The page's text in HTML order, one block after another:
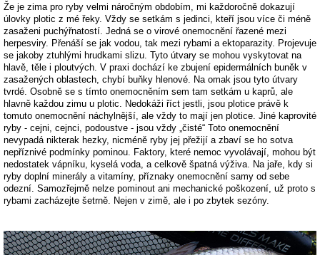
Že je zima pro ryby velmi náročným obdobím, mi každoročně dokazují
úlovky plotic z mé řeky. Vždy se setkám s jedinci, kteří jsou více či méně
zasaženi puchýřnatostí. Jedná se o virové onemocnění řazené mezi
herpesviry. Přenáší se jak vodou, tak mezi rybami a ektoparazity. Projevuje
se jakoby ztuhlými hrudkami slizu. Tyto útvary se mohou vyskytovat na
hlavě, těle i ploutvých. V praxi dochází ke zbujení epidermálních buněk v
zasažených oblastech, chybí buňky hlenové. Na omak jsou tyto útvary
tvrdé. Osobně se s tímto onemocněním sem tam setkám u kaprů, ale
hlavně každou zimu u plotic. Nedokáži říct jestli, jsou plotice právě k
tomuto onemocnění náchylnější, ale vždy to mají jen plotice. Jiné kaprovité
ryby - cejni, cejnci, podoustve - jsou vždy „čisté“ Toto onemocnění
nevypadá nikterak hezky, nicméně ryby jej přežijí a zbaví se ho sotva
nepříznivé podmínky pominou. Faktory, které nemoc vyvolávají, mohou být
nedostatek vápníku, kyselá voda, a celkově špatná výživa. Na jaře, kdy si
ryby doplní minerály a vitamíny, příznaky onemocnění samy od sebe
odezní. Samozřejmě nelze pominout ani mechanické poškození, už proto s
rybami zacházejte šetrně. Nejen v zimě, ale i po zbytek sezóny.